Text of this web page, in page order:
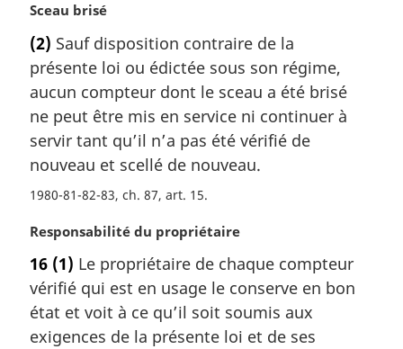
N
t
e
m
a
g
i
n
l
:
Sceau brisé
(2) Sauf disposition contraire de la
présente loi ou édictée sous son régime,
aucun compteur dont le sceau a été brisé
ne peut être mis en service ni continuer à
servir tant qu’il n’a pas été vérifié de
nouveau et scellé de nouveau.
1980-81-82-83, ch. 87, art. 15
N
t
e
m
a
Responsabilité du propriétaire
16 (1) Le propriétaire de chaque compteur
vérifié qui est en usage le conserve en bon
état et voit à ce qu’il soit soumis aux
exigences de la présente loi et de ses